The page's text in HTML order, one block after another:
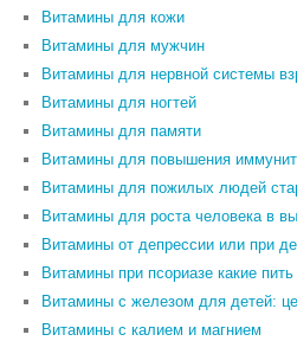
Витамины для кожи
Витамины для мужчин
Витамины для нервной системы
Витамины для ногтей
Витамины для памяти
Витамины для повышения
Витамины для пожилых людей
Витамины для роста человека в
Витамины от депрессии или при
Витамины при псориазе какие пить
Витамины с железом для детей:
Витамины с калием и магнием